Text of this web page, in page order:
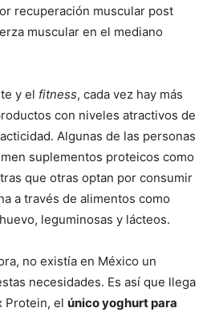
recuperación muscular post
muscular en el mediano
y el fitness, cada vez hay más
con niveles atractivos de
Algunas de las personas
suplementos proteicos como
que otras optan por consumir
a través de alimentos como
leguminosas y lácteos.
no existía en México un
necesidades. Es así que llega
Protein, el único yoghurt para